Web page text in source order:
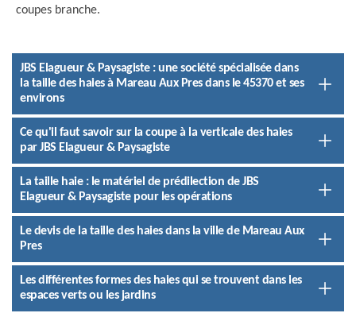
coupes branche.
JBS Elagueur & Paysagiste : une société spécialisée dans
la taille des haies à Mareau Aux Pres dans le 45370 et ses
environs
Ce qu'il faut savoir sur la coupe à la verticale des haies
par JBS Elagueur & Paysagiste
La taille haie : le matériel de prédilection de JBS
Elagueur & Paysagiste pour les opérations
Le devis de la taille des haies dans la ville de Mareau Aux
Pres
Les différentes formes des haies qui se trouvent dans les
espaces verts ou les jardins